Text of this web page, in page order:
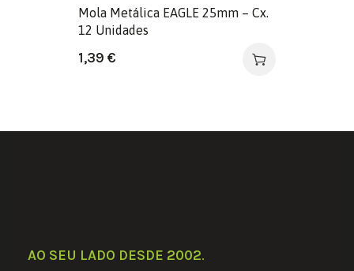
Mola Metálica EAGLE 25mm – Cx.
12 Unidades
1,39 €
AO SEU LADO DESDE 2002.